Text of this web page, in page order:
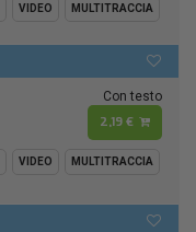
VIDEO MULTITRACCIA
Con testo
2,19 €
VIDEO MULTITRACCIA